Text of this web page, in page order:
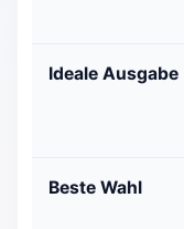
Ideale Ausgabe
Beste Wahl